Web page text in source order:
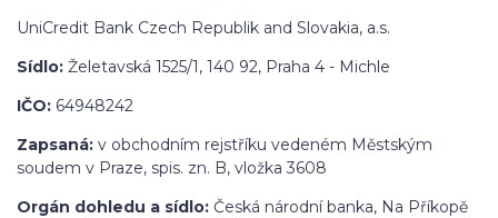
UniCredit Bank Czech Republik and Slovakia, a.s.
Sídlo: Želetavská 1525/1, 140 92, Praha 4 - Michle
IČO: 64948242
Zapsaná: v obchodním rejstříku vedeném Městským
soudem v Praze, spis. zn. B, vložka 3608
Orgán dohledu a sídlo: Česká národní banka, Na Příkopě